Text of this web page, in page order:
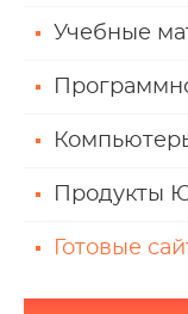
Учебные
Продукты
Готовые